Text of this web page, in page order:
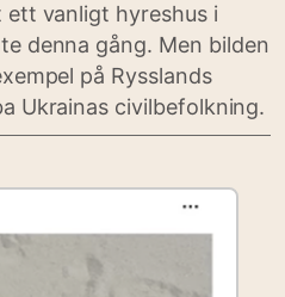
ett vanligt hyreshus i
denna gång. Men bilden
på Rysslands
Ukrainas civilbefolkning.